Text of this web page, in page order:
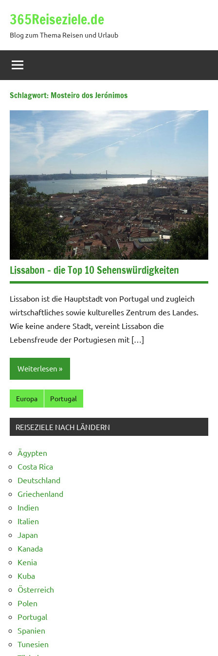
Inhalt
springen
365Reiseziele.de
Blog zum Thema Reisen und Urlaub
Schlagwort: Mosteiro dos Jerónimos
Lissabon – die Top 10 Sehenswürdigkeiten
Lissabon ist die Hauptstadt von Portugal und zugleich
wirtschaftliches sowie kulturelles Zentrum des Landes.
Wie keine andere Stadt, vereint Lissabon die
Lebensfreude der Portugiesen mit […]
Weiterlesen
Europa Portugal
REISEZIELE NACH LÄNDERN
Ägypten
Costa Rica
Deutschland
Griechenland
Indien
Italien
Japan
Kanada
Kenia
Kuba
Österreich
Polen
Portugal
Spanien
Tunesien